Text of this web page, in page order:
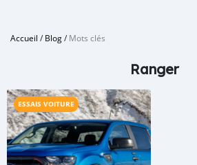
Accueil /Blog/Mots clés
Ranger
ESSAIS VOITURE